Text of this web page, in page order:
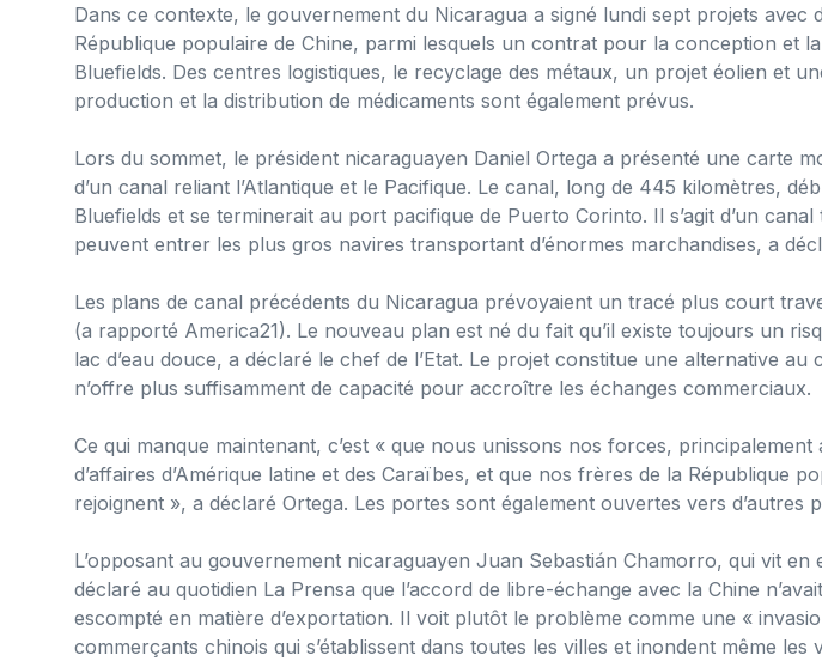
Dans ce contexte, le gouvernement du Nicaragua a signé lundi sept projets avec
République populaire de Chine, parmi lesquels un contrat pour la conception et
Bluefields. Des centres logistiques, le recyclage des métaux, un projet éolien et
production et la distribution de médicaments sont également prévus.
Lors du sommet, le président nicaraguayen Daniel Ortega a présenté une carte
d’un canal reliant l’Atlantique et le Pacifique. Le canal, long de 445 kilomètres,
Bluefields et se terminerait au port pacifique de Puerto Corinto. Il s’agit d’un
peuvent entrer les plus gros navires transportant d’énormes marchandises, a
Les plans de canal précédents du Nicaragua prévoyaient un tracé plus court
(a rapporté America21). Le nouveau plan est né du fait qu’il existe toujours un
lac d’eau douce, a déclaré le chef de l’Etat. Le projet constitue une alternative au
n’offre plus suffisamment de capacité pour accroître les échanges commerciaux.
Ce qui manque maintenant, c’est « que nous unissons nos forces, principalement
d’affaires d’Amérique latine et des Caraïbes, et que nos frères de la République
rejoignent », a déclaré Ortega. Les portes sont également ouvertes vers d’autres
L’opposant au gouvernement nicaraguayen Juan Sebastián Chamorro, qui vit en
déclaré au quotidien La Prensa que l’accord de libre-échange avec la Chine
escompté en matière d’exportation. Il voit plutôt le problème comme une «
commerçants chinois qui s’établissent dans toutes les villes et inondent même les